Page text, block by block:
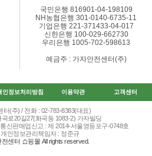
국민은행 816901-04-198109
NH농협은행 301-0140-6735-11
기업은행 221-371433-04-017
신한은행 100-029-662730
우리은행 1005-702-598613
예금주 : 가자안전센터(주)
인정보처리방침 이용약관 고객센터
터(주) / 전화 : 02-783-8383(대표)
로20길27(화곡동 1083-2) 가자빌딩
신판매업신고 : 제 2014-서울영등포구-0748호
인정보관리책임자 : 정준규
센터 쇼핑몰 All rights reserved.